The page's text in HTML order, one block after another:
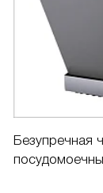
Безупречная